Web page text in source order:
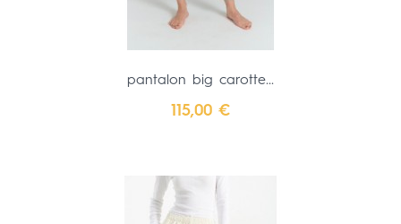
pantalon big carotte...
Prix
115,00 €